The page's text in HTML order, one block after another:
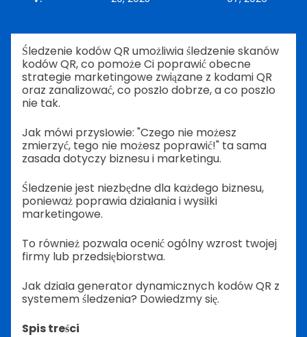
Śledzenie kodów QR umożliwia śledzenie skanów
kodów QR, co pomoże Ci poprawić obecne
strategie marketingowe związane z kodami QR
oraz zanalizować, co poszło dobrze, a co poszło
nie tak.
Jak mówi przysłowie: "Czego nie możesz
zmierzyć, tego nie możesz poprawić!" ta sama
zasada dotyczy biznesu i marketingu.
Śledzenie jest niezbędne dla każdego biznesu,
ponieważ poprawia działania i wysiłki
marketingowe.
To również pozwala ocenić ogólny wzrost twojej
firmy lub przedsiębiorstwa.
Jak działa generator dynamicznych kodów QR z
systemem śledzenia? Dowiedzmy się.
Spis treści